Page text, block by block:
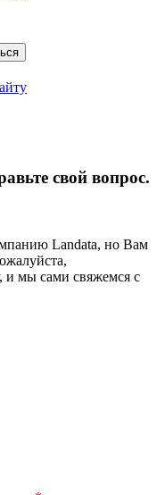
свой вопрос.
Landata, но Вам
и мы сами свяжемся с